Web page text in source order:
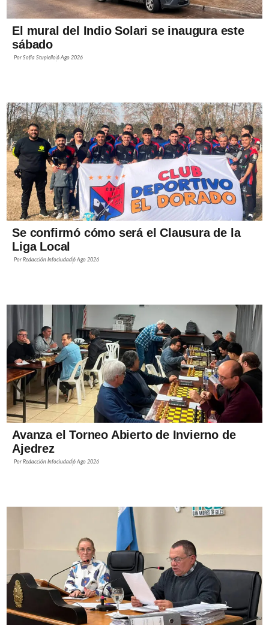
El mural del Indio Solari se inaugura este
sábado
PorSofía Stupiello6 Ago 2026
Se confirmó cómo será el Clausura de la
Liga Local
PorRedacción Infociudad6 Ago 2026
Avanza el Torneo Abierto de Invierno de
Ajedrez
PorRedacción Infociudad6 Ago 2026